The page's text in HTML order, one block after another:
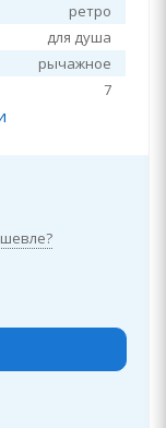
ретро
для душа
рычажное
7